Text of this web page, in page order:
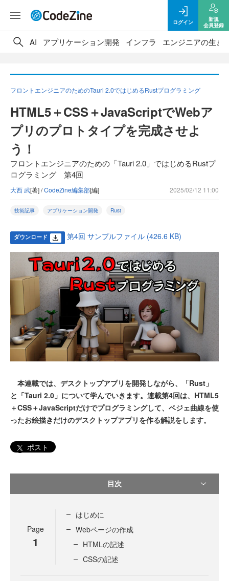
ログイン
新規
会員登録
AI アプリケーション開発 インフラ エンジニアの生き
フロントエンジニアのためのTauri 2.0ではじめるRustプログラミング
HTML5＋CSS＋JavaScriptでWebア
プリのプロトタイプを完成させよ
う！
フロントエンジニアのための「Tauri 2.0」ではじめるRustプ
ログラミング 第4回
大西 武[著] /CodeZine編集部[編] 2025/02/12 11:00
技術記事 アプリケーション開発 Rust
ダウンロード 第4回 サンプルファイル (426.6 KB)
本連載では、デスクトップアプリを開発しながら、「Rust」
と「Tauri 2.0」について学んでいきます。連載第4回は、HTML5
＋CSS＋JavaScriptだけでプログラミングして、ベジェ曲線を使
ったお絵描きだけのデスクトップアプリを作る解説をします。
ポスト
目次
Page
1
はじめに
Webページの作成
HTMLの記述
CSSの記述